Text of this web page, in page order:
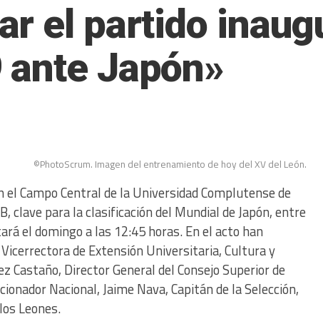
el partido
Japón»
©PhotoScrum. Imagen del entrenamiento de hoy del XV del León.
Campo Central de la Universidad Complutense de
clave para la clasificación del Mundial de Japón, entre
el domingo a las 12:45 horas. En el acto han
de Extensión Universitaria, Cultura y
Castaño, Director General del Consejo Superior de
Nacional, Jaime Nava, Capitán de la Selección,
Leones.